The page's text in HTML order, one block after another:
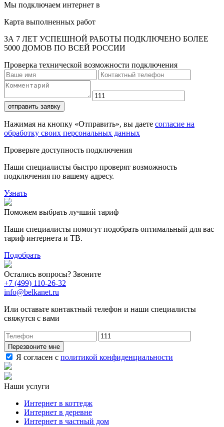
Мы подключаем интернет в
Карта выполненных работ
ЗА 7 ЛЕТ УСПЕШНОЙ РАБОТЫ ПОДКЛЮЧЕНО БОЛЕЕ
5000 ДОМОВ ПО ВСЕЙ РОССИИ
Проверка технической возможности подключения
отправить заявку
Нажимая на кнопку «Отправить», вы даете согласие на
обработку своих персональных данных
Проверьте доступность подключения
Наши специалисты быстро проверят возможность
подключения по вашему адресу.
Узнать
Поможем выбрать лучший тариф
Наши специалисты помогут подобрать оптимальный для вас
тариф интернета и ТВ.
Подобрать
Остались вопросы? Звоните
+7 (499) 110-26-32
info@belkanet.ru
Или оставьте контактный телефон и наши специалисты
свяжутся с вами
Перезвоните мне
Я согласен с политикой конфиденциальности
Наши услуги
Интернет в коттедж
Интернет в деревне
Интернет в частный дом